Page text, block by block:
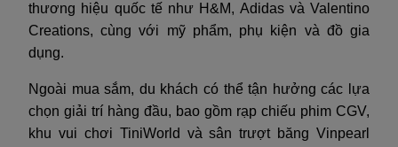
thương hiệu quốc tế như H&M, Adidas và Valentino
Creations, cùng với mỹ phẩm, phụ kiện và đồ gia
dụng.
Ngoài mua sắm, du khách có thể tận hưởng các lựa
chọn giải trí hàng đầu, bao gồm rạp chiếu phim CGV,
khu vui chơi TiniWorld và sân trượt băng Vinpearl